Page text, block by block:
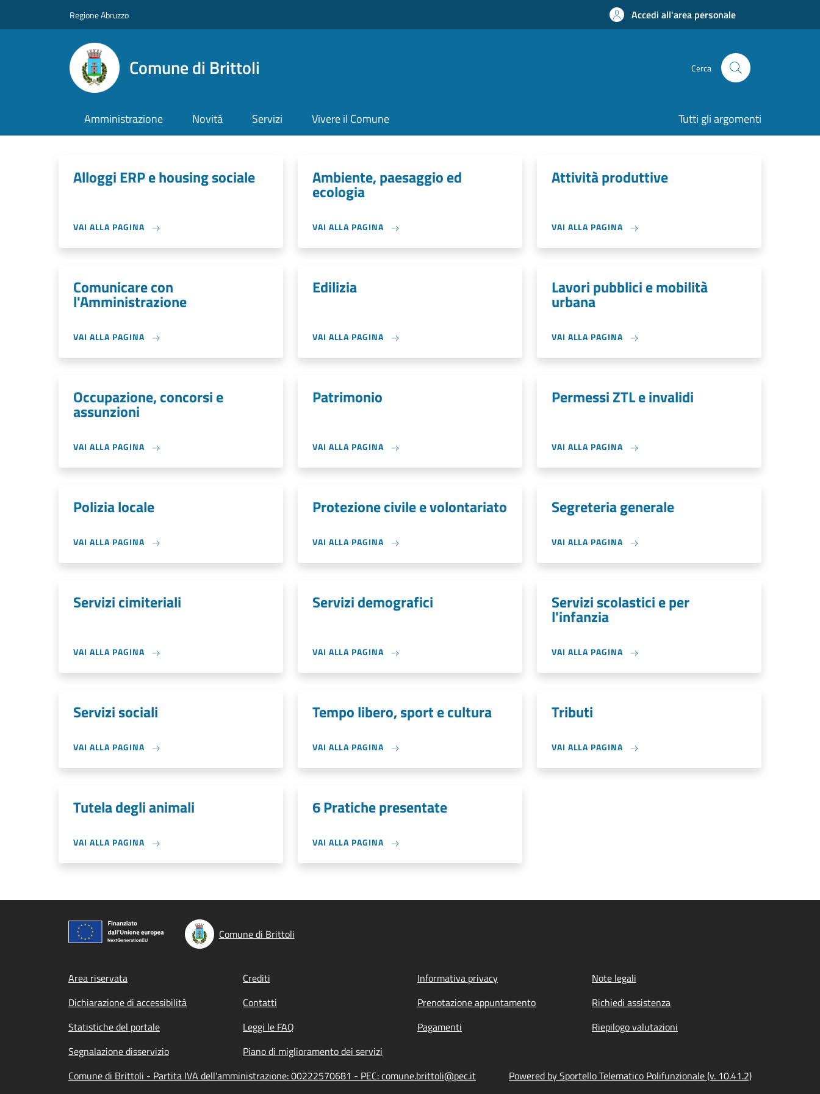
Regione Abruzzo Accedi all'area personale
Comune di Brittoli Cerca
Amministrazione Novità Servizi Vivere il Comune Tutti gli argomenti
Alloggi ERP e housing sociale
VAI ALLA PAGINA
Ambiente, paesaggio ed
ecologia
VAI ALLA PAGINA
Attività produttive
VAI ALLA PAGINA
Comunicare con
l'Amministrazione
VAI ALLA PAGINA
Edilizia
VAI ALLA PAGINA
Lavori pubblici e mobilità
urbana
VAI ALLA PAGINA
Occupazione, concorsi e
assunzioni
VAI ALLA PAGINA
Patrimonio
VAI ALLA PAGINA
Permessi ZTL e invalidi
VAI ALLA PAGINA
Polizia locale
VAI ALLA PAGINA
Protezione civile e volontariato
VAI ALLA PAGINA
Segreteria generale
VAI ALLA PAGINA
Servizi cimiteriali
VAI ALLA PAGINA
Servizi demografici
VAI ALLA PAGINA
Servizi scolastici e per
l'infanzia
VAI ALLA PAGINA
Servizi sociali
VAI ALLA PAGINA
Tempo libero, sport e cultura
VAI ALLA PAGINA
Tributi
VAI ALLA PAGINA
Tutela degli animali
VAI ALLA PAGINA
6 Pratiche presentate
VAI ALLA PAGINA
Comune di Brittoli
Footer menu
Area riservata Crediti Informativa privacy
Note legali
Dichiarazione di accessibilità
Contatti Prenotazione appuntamento
Richiedi assistenza
Statistiche del portale
Leggi le FAQ Pagamenti
Riepilogo valutazioni
Segnalazione disservizio
Piano di miglioramento dei servizi
Comune di Brittoli - Partita IVA dell'amministrazione: 00222570681 - PEC: comune.brittoli@pec.it
Powered by Sportello Telematico Polifunzionale (v. 10.41.2)